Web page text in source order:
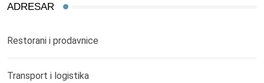
ADRESAR
Restorani i prodavnice
Transport i logistika